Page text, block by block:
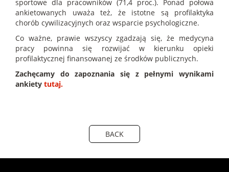
sportowe dla pracowników (71,4 proc.). Ponad połowa
ankietowanych uważa też, że istotne są profilaktyka
chorób cywilizacyjnych oraz wsparcie psychologiczne.
Co ważne, prawie wszyscy zgadzają się, że medycyna
pracy powinna się rozwijać w kierunku opieki
profilaktycznej finansowanej ze środków publicznych.
Zachęcamy do zapoznania się z pełnymi wynikami
ankiety tutaj.
BACK